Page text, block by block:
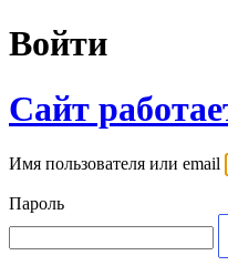
Войти
Сайт
Имя пользователя или email
Пароль